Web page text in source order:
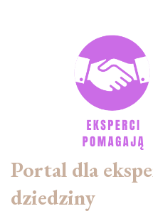
Portal dla
dziedziny